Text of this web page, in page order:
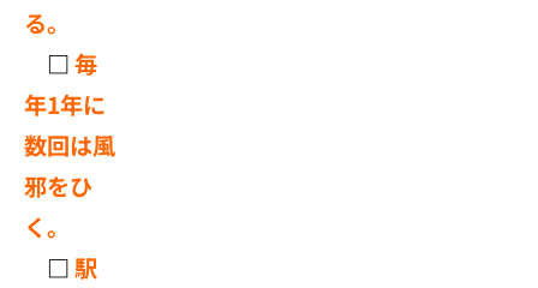
る。
□毎
年1年に
数回は風
邪をひ
く。
□駅